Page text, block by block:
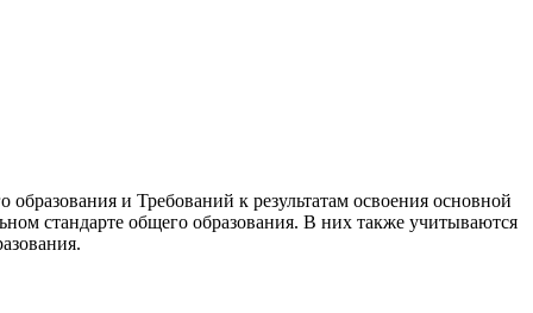
и Требований к результатам освоения основной
стандарте общего образования. В них также учитываются